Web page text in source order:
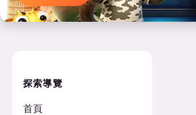
探索導覽
首頁